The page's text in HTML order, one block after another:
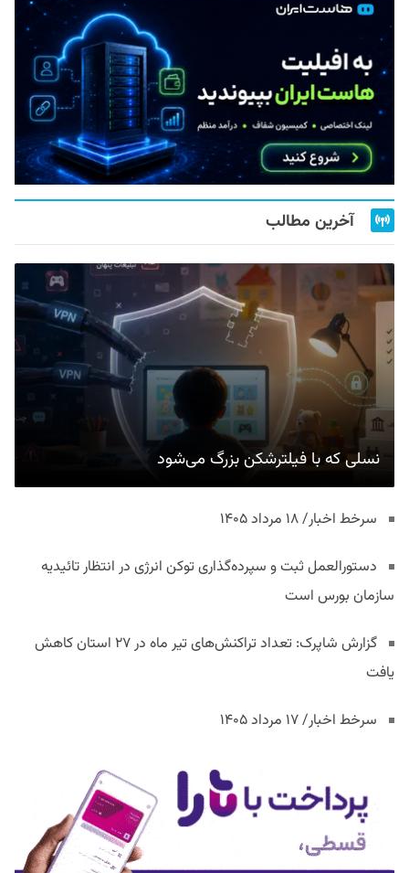
آخرین مطالب
نسلی که با فیلترشکن بزرگ می‌شود
سرخط اخبار/ ۱۸ مرداد ۱۴۰۵
دستورالعمل ثبت و سپرده‌گذاری توکن انرژی در انتظار تائیدیه
سازمان بورس است
گزارش شاپرک: تعداد تراکنش‌های تیر ماه در ۲۷ استان‌ کاهش
یافت
سرخط اخبار/ ۱۷ مرداد ۱۴۰۵